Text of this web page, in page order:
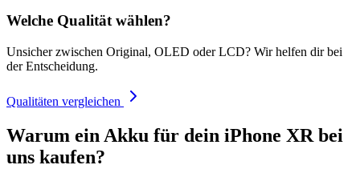
Welche Qualität wählen?
Unsicher zwischen Original, OLED oder LCD? Wir helfen dir bei
der Entscheidung.
Qualitäten vergleichen
Warum ein Akku für dein iPhone XR bei
uns kaufen?